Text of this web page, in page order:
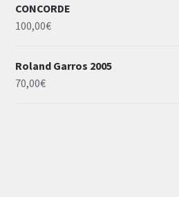
CONCORDE
100,00€
Roland Garros 2005
70,00€